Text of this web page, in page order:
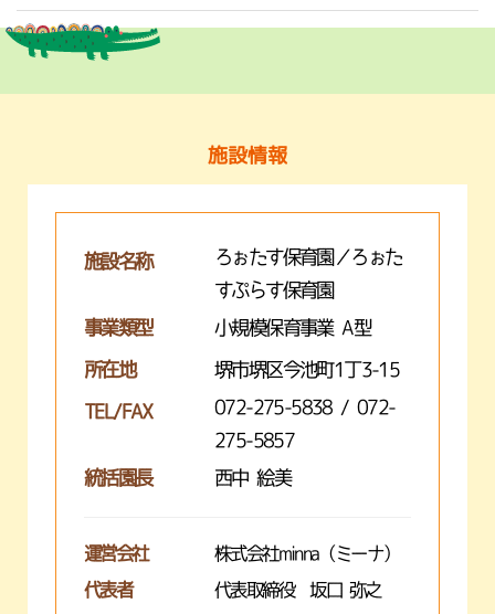
施設情報
施設名称
ろぉたす保育園／ろぉた
すぷらす保育園
事業類型
小規模保育事業 A型
所在地 堺市堺区今池町1丁3-15
TEL/FAX
072-275-5838 / 072-
275-5857
統括園長
西中 絵美
運営会社 株式会社minna（ミーナ）
代表者 代表取締役 坂口 弥之